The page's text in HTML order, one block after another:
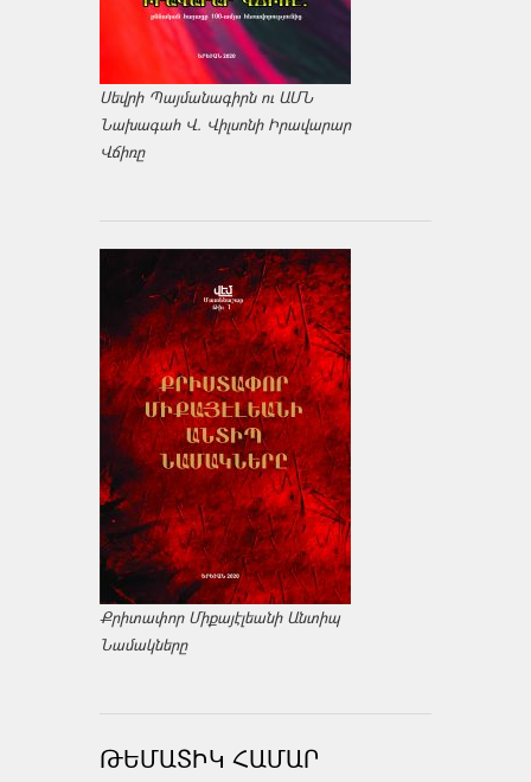
Սեվրի Պայմանագիրն ու ԱՄՆ
Նախագահ Վ. Վիլսոնի Իրավարար
Վճիռը
Քրիտափոր Միքայէլեանի Անտիպ
Նամակները
ԹԵՄԱՏԻԿ ՀԱՄԱՐ